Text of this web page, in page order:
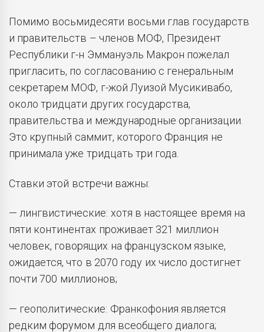
Помимо восьмидесяти восьми глав государств
и правительств – членов МОФ, Президент
Республики г-н Эммануэль Макрон пожелал
пригласить, по согласованию с генеральным
секретарем МОФ, г-жой Луизой Мусикивабо,
около тридцати других государства,
правительства и международные организации.
Это крупный саммит, которого Франция не
принимала уже тридцать три года.
Ставки этой встречи важны:
— лингвистические: хотя в настоящее время на
пяти континентах проживает 321 миллион
человек, говорящих на французском языке,
ожидается, что в 2070 году их число достигнет
почти 700 миллионов;
— геополитические: Франкофония является
редким форумом для всеобщего диалога;